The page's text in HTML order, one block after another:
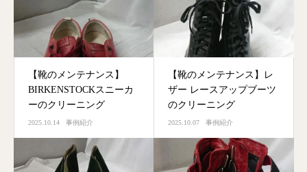
【靴のメンテナンス】
BIRKENSTOCKスニーカ
ーのクリーニング
2025.10.14 事例紹介
【靴のメンテナンス】レ
ザー レースアップブーツ
のクリーニング
2025.10.07 事例紹介